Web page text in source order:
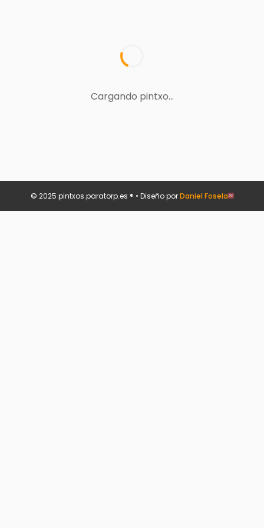
Cargando pintxo...
© 2025 pintxos.paratorp.es ® • Diseño porDaniel Fosela